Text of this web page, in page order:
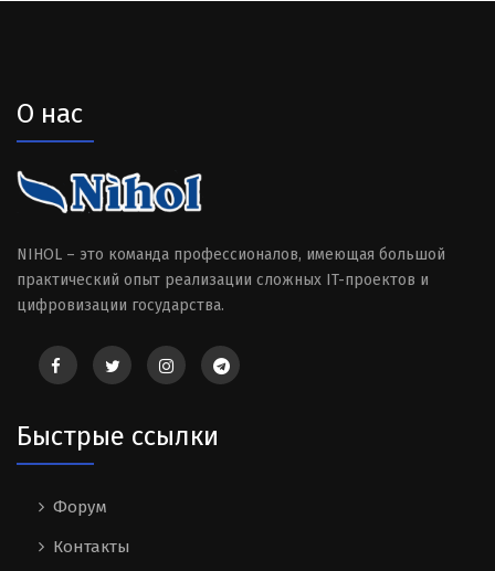
О нас
NIHOL – это команда профессионалов, имеющая большой
практический опыт реализации сложных IT-проектов и
цифровизации государства.
Быстрые ссылки
Форум
Контакты